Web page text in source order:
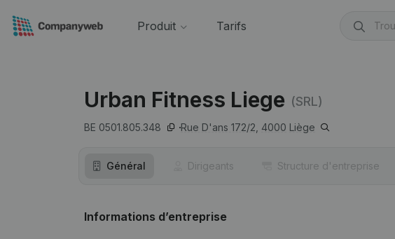
Produit Tarifs
Urban Fitness Liege (SRL)
BE 0501.805.348 Rue D'ans 172/2, 4000 Liège
Général Dirigeants Structure d'entreprise
Informations d’entreprise